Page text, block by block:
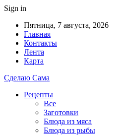
Sign in
Пятница, 7 августа, 2026
Главная
Контакты
Лента
Карта
Сделаю Сама
Рецепты
Все
Заготовки
Блюда из мяса
Блюда из рыбы